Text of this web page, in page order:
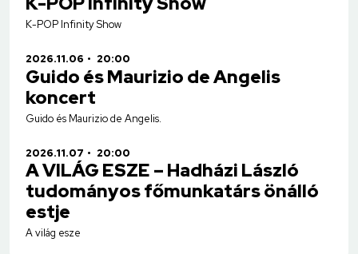
K-POP Infinity Show
2026.11.06 20:00
Guido és Maurizio de Angelis
koncert
Guido és Maurizio de Angelis.
2026.11.07 20:00
A VILÁG ESZE – Hadházi László
tudományos főmunkatárs önálló
estje
A világ esze